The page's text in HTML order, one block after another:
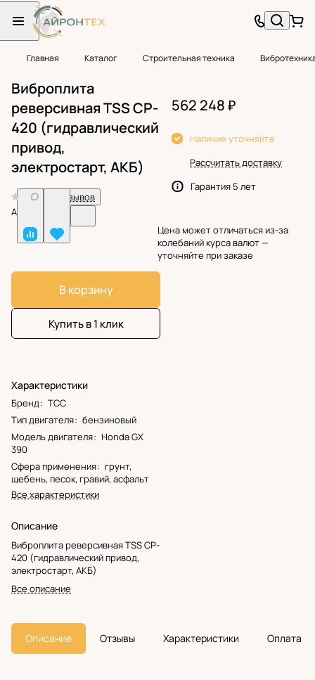
Главная Каталог Строительная техника
Виброплита
реверсивная TSS CP-
420 (гидравлический
привод,
электростарт, АКБ)
Нет отзывов
Арт.
В корзину
Купить в 1 клик
Характеристики
Бренд: ТСС
Тип двигателя: бензиновый
Модель двигателя: Honda GX
390
Сфера применения: грунт,
щебень, песок, гравий, асфальт
Все характеристики
Описание
Виброплита реверсивная TSS CP-
420 (гидравлический привод,
электростарт, АКБ)
Все описание
562 248 ₽
Наличие уточняйте
Рассчитать доставку
Гарантия 5 лет
Цена может отличаться из-за
колебаний курса валют —
уточняйте при заказе
Описание Отзывы Характеристики Оплата